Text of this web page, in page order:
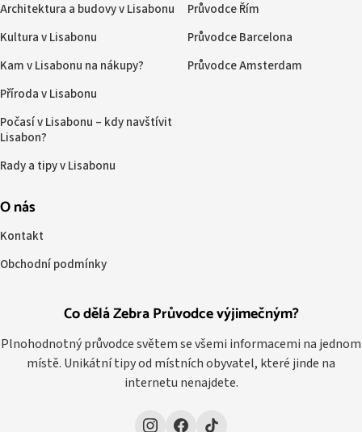
Co dělá Zebra Průvodce výjimečným?
Plnohodnotný průvodce světem se všemi informacemi na jednom
místě. Unikátní tipy od místních obyvatel, které jinde na
internetu nenajdete.
Architektura a budovy v Lisabonu
Kultura v Lisabonu
Kam v Lisabonu na nákupy?
Příroda v Lisabonu
Počasí v Lisabonu – kdy navštívit
Lisabon?
Rady a tipy v Lisabonu
Průvodce Řím
Průvodce Barcelona
Průvodce Amsterdam
O nás
Kontakt
Obchodní podmínky